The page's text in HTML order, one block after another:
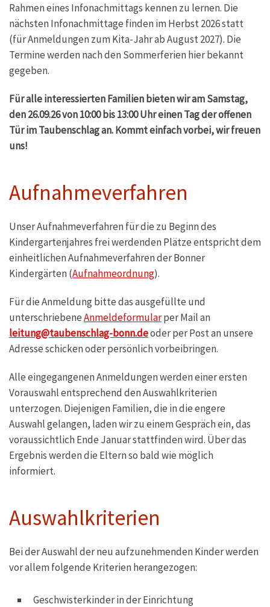
Rahmen eines Infonachmittags kennen zu lernen. Die
nächsten Infonachmittage finden im Herbst 2026 statt
(für Anmeldungen zum Kita-Jahr ab August 2027). Die
Termine werden nach den Sommerferien hier bekannt
gegeben.
Für alle interessierten Familien bieten wir am Samstag,
den 26.09.26 von 10:00 bis 13:00 Uhr einen Tag der offenen
Tür im Taubenschlag an. Kommt einfach vorbei, wir freuen
uns!
Aufnahmeverfahren
Unser Aufnahmeverfahren für die zu Beginn des
Kindergartenjahres frei werdenden Plätze entspricht dem
einheitlichen Aufnahmeverfahren der Bonner
Kindergärten (Aufnahmeordnung).
Für die Anmeldung bitte das ausgefüllte und
unterschriebeneAnmeldeformularper Mail an
leitung@taubenschlag-bonn.deoder per Post an unsere
Adresse schicken oder persönlich vorbeibringen.
Alle eingegangenen Anmeldungen werden einer ersten
Vorauswahl entsprechend den Auswahlkriterien
unterzogen. Diejenigen Familien, die in die engere
Auswahl gelangen, laden wir zu einem Gespräch ein, das
voraussichtlich Ende Januar stattfinden wird. Über das
Ergebnis werden die Eltern so bald wie möglich
informiert.
Auswahlkriterien
Bei der Auswahl der neu aufzunehmenden Kinder werden
vor allem folgende Kriterien herangezogen:
Geschwisterkinder in der Einrichtung